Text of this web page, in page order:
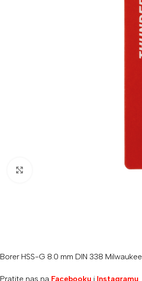
Borer HSS-G 8.0 mm DIN 338 Milwaukee
Pratite nas na Facebooku i Instagramu